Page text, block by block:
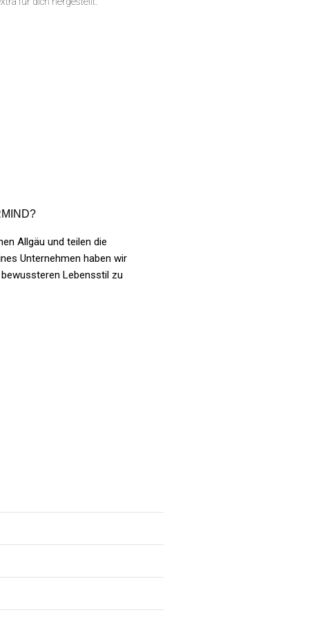
und weich :)
Allgäu und teilen die
Unternehmen haben wir
Lebensstil zu